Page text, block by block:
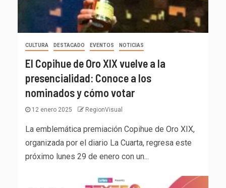
CULTURA DESTACADO EVENTOS NOTICIAS
El Copihue de Oro XIX vuelve a la
presencialidad: Conoce a los
nominados y cómo votar
12 enero 2025 RegionVisual
La emblemática premiación Copihue de Oro XIX,
organizada por el diario La Cuarta, regresa este
próximo lunes 29 de enero con un...